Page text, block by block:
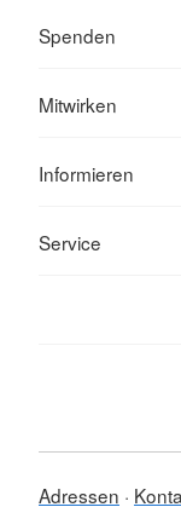
Spenden
Mitwirken
Informieren
Service
Adressen